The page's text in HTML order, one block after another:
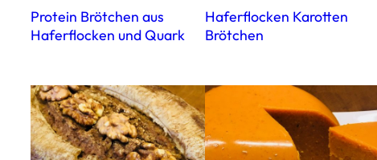
Protein Brötchen aus
Haferflocken und Quark
Haferflocken Karotten
Brötchen